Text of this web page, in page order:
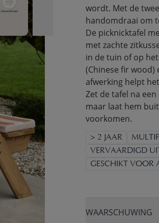
wordt. Met de
handomdraai om
De picknicktafel
met zachte
in de tuin of op
(Chinese fir wood)
afwerking helpt
Zet de tafel na
maar laat hem
voorkomen.
> 2 JAAR
VERVAARDIGD
GESCHIKT VOOR
WAARSCHUWING